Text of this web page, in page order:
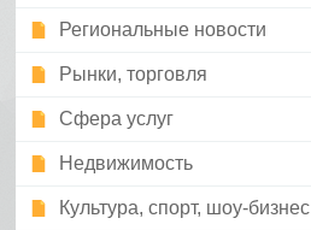
Региональные новости
Рынки, торговля
Сфера услуг
Недвижимость
Культура, спорт, шоу-бизнес